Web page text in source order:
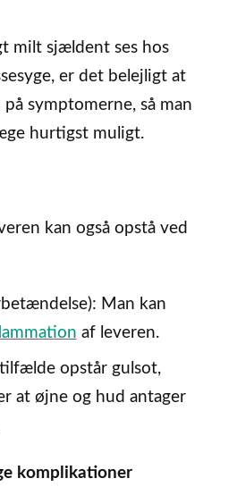
milt sjældent ses hos
er det belejligt at
symptomerne, så man
hurtigst muligt.
kan også opstå ved
Man kan
af leveren.
opstår gulsot,
at øjne og hud antager
komplikationer